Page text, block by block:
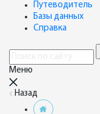
Путеводитель
Базы данных
Справка
Меню
Назад